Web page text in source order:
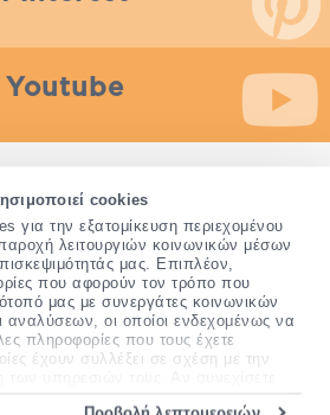
cookies
για την εξατομίκευση περιεχομένου
λειτουργιών κοινωνικών μέσων
μας. Επιπλέον,
που αφορούν τον τρόπο που
μας με συνεργάτες κοινωνικών
αναλύσεων, οι οποίοι ενδεχομένως να
πληροφορίες που τους έχετε
έχουν συλλέξει σε σχέση με την
Youtube
που παρέχεται από το Pharm24.gr
διάγνωση, θεραπεία ή αποτροπή
διατροφής δεν αντικαθιστούν
και δεν προορίζονται για την
ή θεραπεία ανθρώπινης νόσου.
σας εάν είστε έγκυος, θηλάζετε,
φαρμακευτική αγωγή ή
υγείας πριν χρησιμοποιήσετε